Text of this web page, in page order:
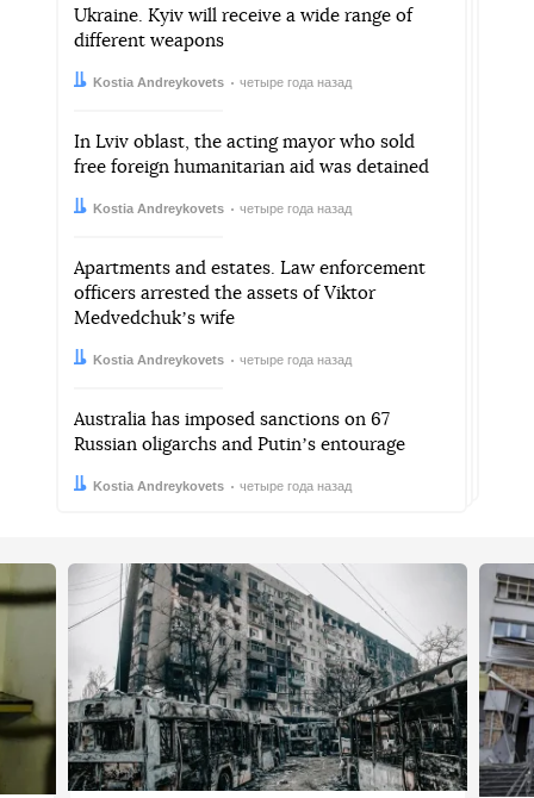
Ukraine. Kyiv will receive a wide range of
different weapons
Автор:
Kostia Andreykovets
Дата: четыре года назад
In Lviv oblast, the acting mayor who sold
free foreign humanitarian aid was detained
Автор:
Kostia Andreykovets
Дата: четыре года назад
Apartments and estates. Law enforcement
officers arrested the assets of Viktor
Medvedchukʼs wife
Автор:
Kostia Andreykovets
Дата: четыре года назад
Australia has imposed sanctions on 67
Russian oligarchs and Putinʼs entourage
Автор:
Kostia Andreykovets
Дата: четыре года назад